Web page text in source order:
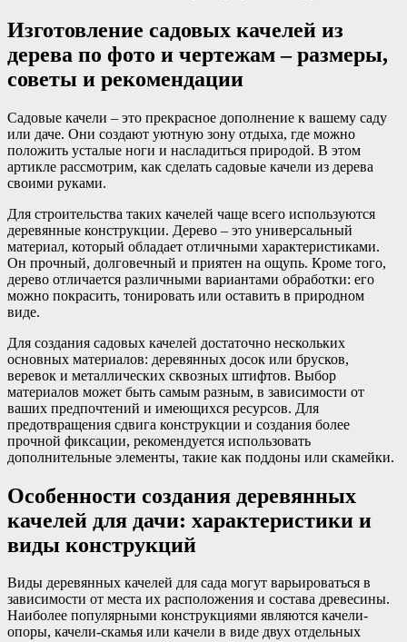
Изготовление садовых качелей из
дерева по фото и чертежам – размеры,
советы и рекомендации
Садовые качели – это прекрасное дополнение к вашему саду
или даче. Они создают уютную зону отдыха, где можно
положить усталые ноги и насладиться природой. В этом
артикле рассмотрим, как сделать садовые качели из дерева
своими руками.
Для строительства таких качелей чаще всего используются
деревянные конструкции. Дерево – это универсальный
материал, который обладает отличными характеристиками.
Он прочный, долговечный и приятен на ощупь. Кроме того,
дерево отличается различными вариантами обработки: его
можно покрасить, тонировать или оставить в природном
виде.
Для создания садовых качелей достаточно нескольких
основных материалов: деревянных досок или брусков,
веревок и металлических сквозных штифтов. Выбор
материалов может быть самым разным, в зависимости от
ваших предпочтений и имеющихся ресурсов. Для
предотвращения сдвига конструкции и создания более
прочной фиксации, рекомендуется использовать
дополнительные элементы, такие как поддоны или скамейки.
Особенности создания деревянных
качелей для дачи: характеристики и
виды конструкций
Виды деревянных качелей для сада могут варьироваться в
зависимости от места их расположения и состава древесины.
Наиболее популярными конструкциями являются качели-
опоры, качели-скамья или качели в виде двух отдельных